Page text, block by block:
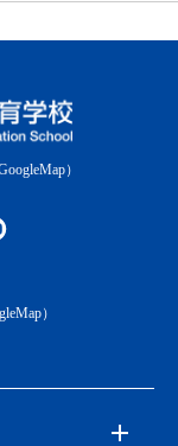
）
）